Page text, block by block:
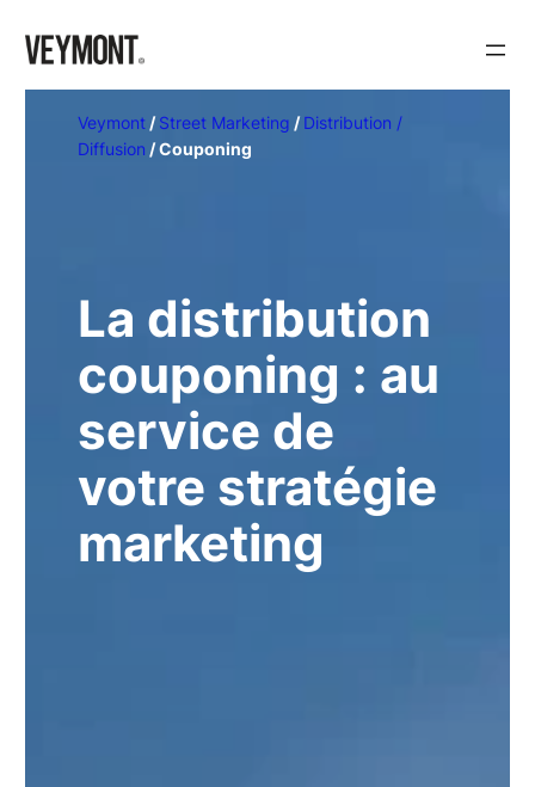
Veymont /Street Marketing /Distribution /
Diffusion /Couponing
La distribution
couponing : au
service de
votre stratégie
marketing